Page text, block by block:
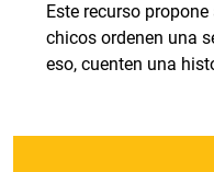
Este recurso
chicos ordenen una
eso, cuenten una